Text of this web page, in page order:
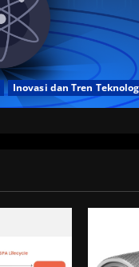
Inovasi dan Tren